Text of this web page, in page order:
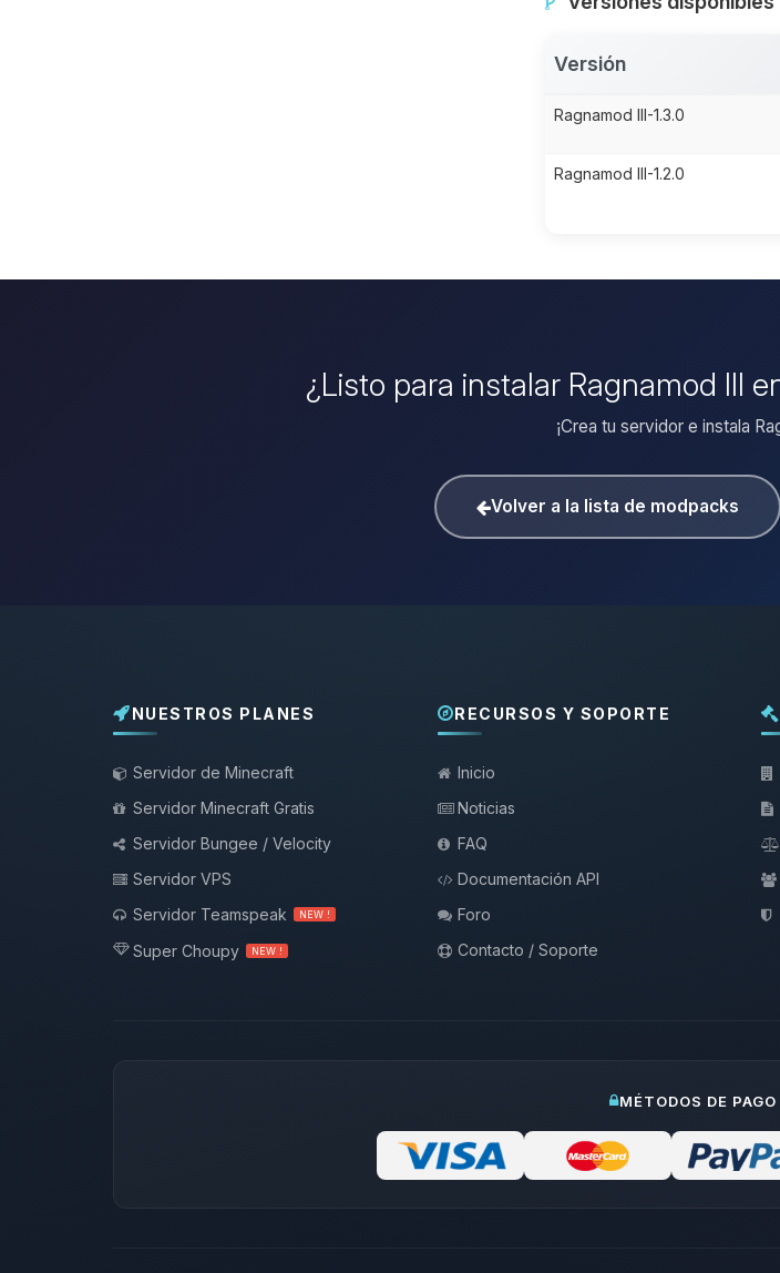
Versión
Ragnamod III-1.3.0
Ragnamod III-1.2.0
¿Listo para instalar Ragnamod III
¡Crea tu servidor e instala
Volver a la lista de modpacks
NUESTROS PLANES
Servidor de Minecraft
Servidor Minecraft Gratis
Servidor Bungee / Velocity
Servidor VPS
Servidor Teamspeak
NEW !
Super Choupy NEW !
RECURSOS Y SOPORTE
Inicio
Noticias
FAQ
Documentación API
Foro
Contacto / Soporte
MÉTODOS DE